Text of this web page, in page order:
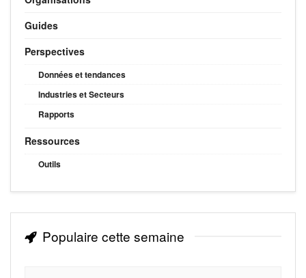
Guides
Perspectives
Données et tendances
Industries et Secteurs
Rapports
Ressources
Outils
Populaire cette semaine